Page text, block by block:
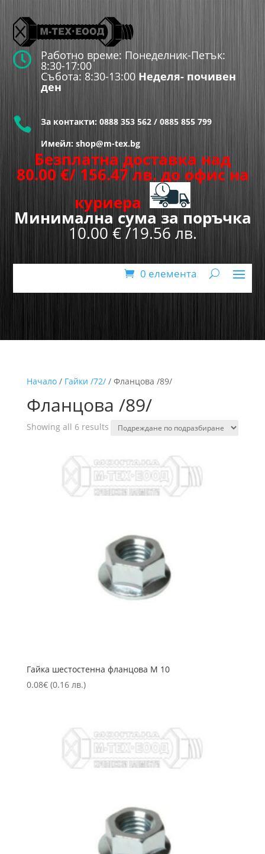
 Работно време: Понеделник-Петък:
8:30-17:00
Събота: 8:30-13:00 Неделя- почивен
ден
 За контакти: 0888 353 562 / 0885 855 799
Имейл: shop@m-tex.bg
Безплатна доставка над
80.00 €/ 156.47 лв. до офис на
куриера
Минимална сума за поръчка
10.00 € /19.56 лв.
0 елемента
Начало/ Гайки /72// Фланцова /89/
Фланцова /89/
Showing all 6 results
Гайка шестостенна фланцова М 10
0.08€ (0.16 лв.)